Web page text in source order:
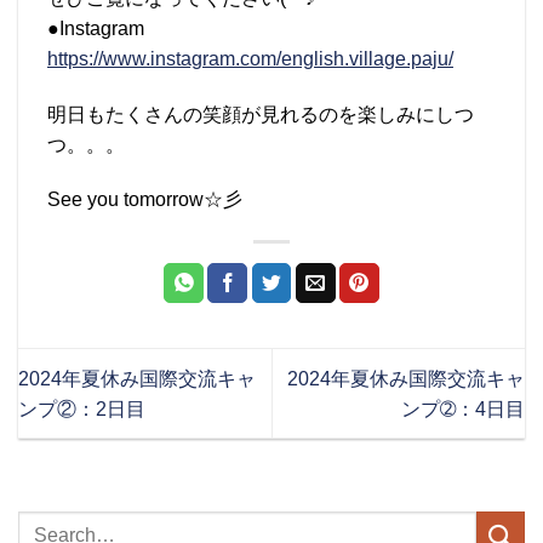
●Instagram
https://www.instagram.com/english.village.paju/
明日もたくさんの笑顔が見れるのを楽しみにしつ
つ。。。
See you tomorrow☆彡
2024年夏休み国際交流キャ
ンプ②：2日目
2024年夏休み国際交流キャ
ンプ➁：4日目